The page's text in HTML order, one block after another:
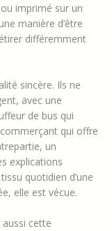
imprimé sur un
manière d’être
différemment
sincère. Ils ne
avec une
de bus qui
qui offre
un
explications
quotidien d’une
elle est vécue.
cette